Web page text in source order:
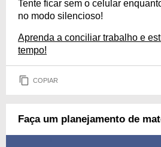
Tente ficar sem o celular
no modo silencioso!
Aprenda a conciliar trabalho e
tempo!
COPIAR
Faça um planejamento de